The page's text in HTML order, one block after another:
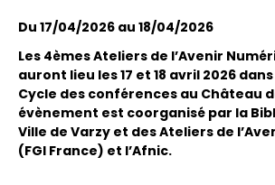
Du 17/04/2026 au 18/04/2026
Les 4èmes Ateliers de l’Avenir
auront lieu les 17 et 18 avril 2026
Cycle des conférences au Château
évènement est coorganisé par la
Ville de Varzy et des Ateliers de
(FGI France) et l’Afnic.